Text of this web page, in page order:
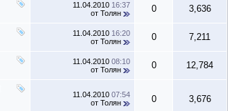
11.04.2010 16:37
от Толян 0 3,636
11.04.2010 16:20
от Толян 0 7,211
11.04.2010 08:10
от Толян 0 12,784
11.04.2010 07:54
от Толян 0 3,676